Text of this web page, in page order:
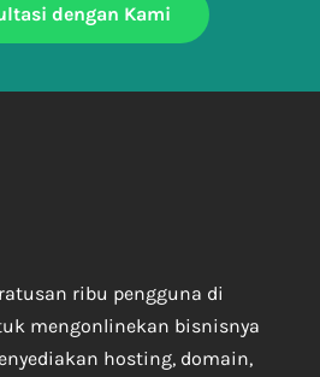
dengan Kami
ribu pengguna di
mengonlinekan bisnisnya
hosting, domain,